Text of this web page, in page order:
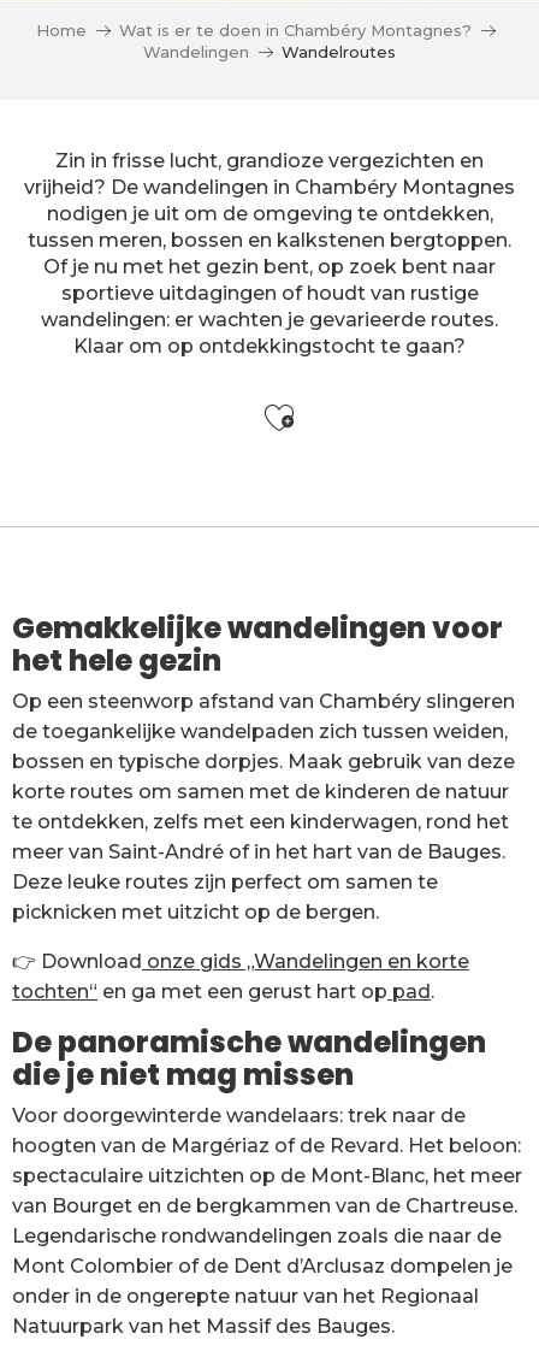
Home
Wat is er te doen in Chambéry Montagnes?
Wandelingen
Wandelroutes
Zin in frisse lucht, grandioze vergezichten en
vrijheid? De wandelingen in Chambéry Montagnes
nodigen je uit om de omgeving te ontdekken,
tussen meren, bossen en kalkstenen bergtoppen.
Of je nu met het gezin bent, op zoek bent naar
sportieve uitdagingen of houdt van rustige
wandelingen: er wachten je gevarieerde routes.
Klaar om op ontdekkingstocht te gaan?
Ajouter aux
Mont Grêle via de Col Saint Michel
La Galoppaz et la Sauge depuis Puygros
Rotsschilderingen van Peney
Jean-Jacques Rousseau's wandeling
De Bauges oversteken van meer naar meer - 5-
La tourbière des Creusates
Van Ternèze naar Mont Saint Michel
Parcours d'orientation A la découverte du Marais
Gemakkelijke wandelingen voor
het hele gezin
Op een steenworp afstand van Chambéry slingeren
de toegankelijke wandelpaden zich tussen weiden,
bossen en typische dorpjes. Maak gebruik van deze
korte routes om samen met de kinderen de natuur
te ontdekken, zelfs met een kinderwagen, rond het
meer van Saint-André of in het hart van de Bauges.
Deze leuke routes zijn perfect om samen te
picknicken met uitzicht op de bergen.
👉 Download onze gids „Wandelingen en korte
tochten“ en ga met een gerust hart op pad.
De panoramische wandelingen
die je niet mag missen
Voor doorgewinterde wandelaars: trek naar de
hoogten van de Margériaz of de Revard. Het beloon:
spectaculaire uitzichten op de Mont-Blanc, het meer
van Bourget en de bergkammen van de Chartreuse.
Legendarische rondwandelingen zoals die naar de
Mont Colombier of de Dent d’Arclusaz dompelen je
onder in de ongerepte natuur van het Regionaal
Natuurpark van het Massif des Bauges.